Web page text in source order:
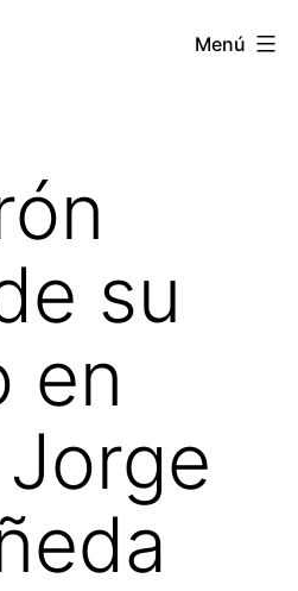
Menú
su
en